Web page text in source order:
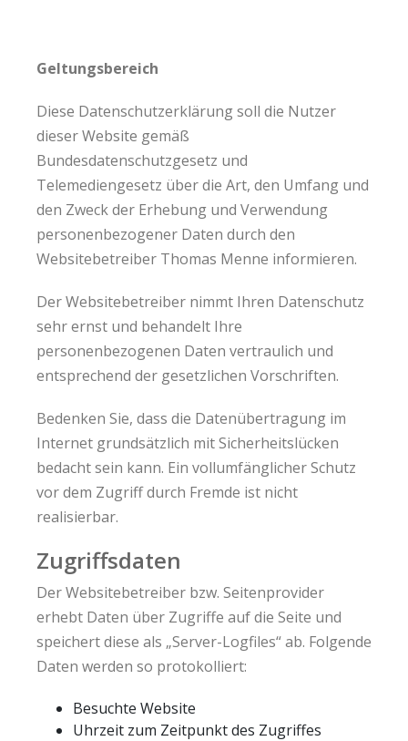
Geltungsbereich
Diese Datenschutzerklärung soll die Nutzer
dieser Website gemäß
Bundesdatenschutzgesetz und
Telemediengesetz über die Art, den Umfang und
den Zweck der Erhebung und Verwendung
personenbezogener Daten durch den
Websitebetreiber Thomas Menne informieren.
Der Websitebetreiber nimmt Ihren Datenschutz
sehr ernst und behandelt Ihre
personenbezogenen Daten vertraulich und
entsprechend der gesetzlichen Vorschriften.
Bedenken Sie, dass die Datenübertragung im
Internet grundsätzlich mit Sicherheitslücken
bedacht sein kann. Ein vollumfänglicher Schutz
vor dem Zugriff durch Fremde ist nicht
realisierbar.
Zugriffsdaten
Der Websitebetreiber bzw. Seitenprovider
erhebt Daten über Zugriffe auf die Seite und
speichert diese als „Server-Logfiles“ ab. Folgende
Daten werden so protokolliert:
Besuchte Website
Uhrzeit zum Zeitpunkt des Zugriffes